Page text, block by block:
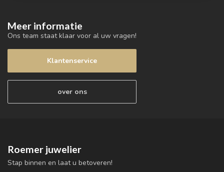
Meer informatie
Ons team staat klaar voor al uw vragen!
Klantenservice
over ons
Roemer juwelier
Stap binnen en laat u betoveren!